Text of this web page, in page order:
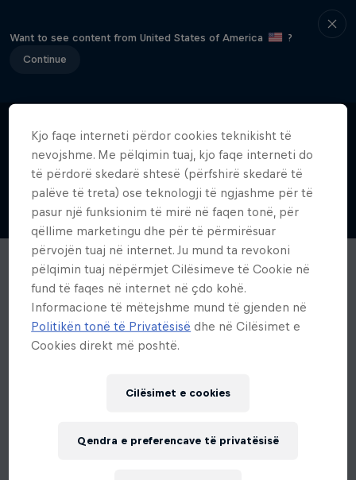
Want to see content from United States of America
?
Continue
Kjo faqe interneti përdor cookies teknikisht të
nevojshme. Me pëlqimin tuaj, kjo faqe interneti do
të përdorë skedarë shtesë (përfshirë skedarë të
palëve të treta) ose teknologji të ngjashme për të
pasur një funksionim të mirë në faqen tonë, për
qëllime marketingu dhe për të përmirësuar
përvojën tuaj në internet. Ju mund ta revokoni
pëlqimin tuaj nëpërmjet Cilësimeve të Cookie në
fund të faqes në internet në çdo kohë.
Informacione të mëtejshme mund të gjenden në
Politikën tonë të Privatësisë dhe në Cilësimet e
Cookies direkt më poshtë.
Cilësimet e cookies
Qendra e preferencave të privatësisë